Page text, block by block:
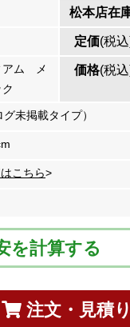
松本店在
定価(税
アム メ
価格(税
未掲載タイプ）
こちら>
を計算する
注文・見積